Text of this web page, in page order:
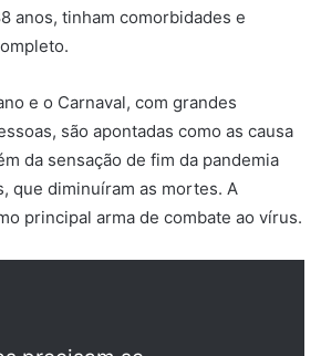
anos, tinham comorbidades e
e o Carnaval, com grandes
são apontadas como as causa
da sensação de fim da pandemia
que diminuíram as mortes. A
principal arma de combate ao vírus.